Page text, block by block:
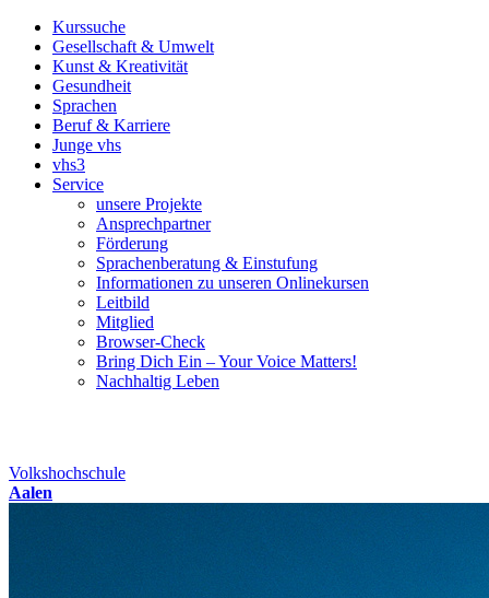
Kurssuche
Gesellschaft & Umwelt
Kunst & Kreativität
Gesundheit
Sprachen
Beruf & Karriere
Junge vhs
vhs3
Service
unsere Projekte
Ansprechpartner
Förderung
Sprachenberatung & Einstufung
Informationen zu unseren Onlinekursen
Leitbild
Mitglied
Browser-Check
Bring Dich Ein – Your Voice Matters!
Nachhaltig Leben
Volkshochschule
Aalen